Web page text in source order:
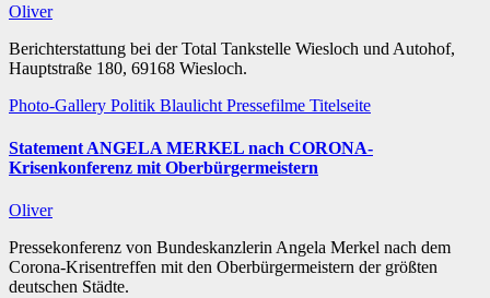
Oliver
Berichterstattung bei der Total Tankstelle Wiesloch und Autohof,
Hauptstraße 180, 69168 Wiesloch.
Photo-Gallery Politik Blaulicht Pressefilme Titelseite
Statement ANGELA MERKEL nach CORONA-
Krisenkonferenz mit Oberbürgermeistern
Oliver
Pressekonferenz von Bundeskanzlerin Angela Merkel nach dem
Corona-Krisentreffen mit den Oberbürgermeistern der größten
deutschen Städte.